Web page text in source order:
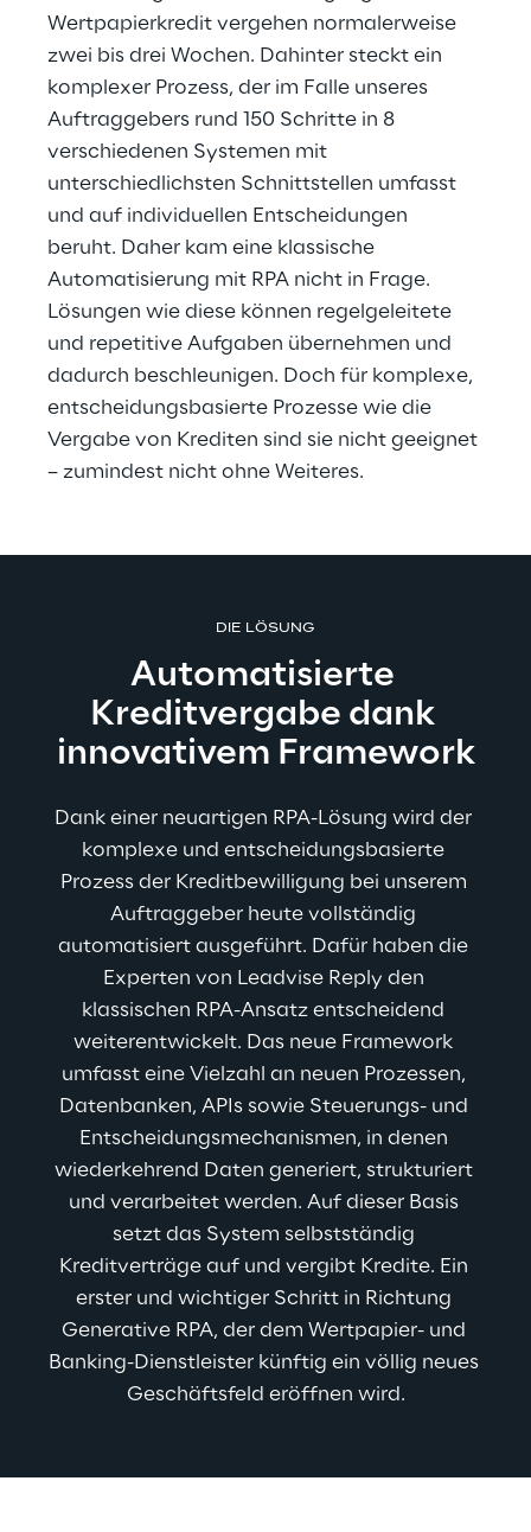
Wertpapierkredit vergehen normalerweise
zwei bis drei Wochen. Dahinter steckt ein
komplexer Prozess, der im Falle unseres
Auftraggebers rund 150 Schritte in 8
verschiedenen Systemen mit
unterschiedlichsten Schnittstellen umfasst
und auf individuellen Entscheidungen
beruht. Daher kam eine klassische
Automatisierung mit RPA nicht in Frage.
Lösungen wie diese können regelgeleitete
und repetitive Aufgaben übernehmen und
dadurch beschleunigen. Doch für komplexe,
entscheidungsbasierte Prozesse wie die
Vergabe von Krediten sind sie nicht geeignet
– zumindest nicht ohne Weiteres.
DIE LÖSUNG
Automatisierte
Kreditvergabe dank
innovativem Framework
Dank einer neuartigen RPA-Lösung wird der
komplexe und entscheidungsbasierte
Prozess der Kreditbewilligung bei unserem
Auftraggeber heute vollständig
automatisiert ausgeführt. Dafür haben die
Experten von Leadvise Reply den
klassischen RPA-Ansatz entscheidend
weiterentwickelt. Das neue Framework
umfasst eine Vielzahl an neuen Prozessen,
Datenbanken, APIs sowie Steuerungs- und
Entscheidungsmechanismen, in denen
wiederkehrend Daten generiert, strukturiert
und verarbeitet werden. Auf dieser Basis
setzt das System selbstständig
Kreditverträge auf und vergibt Kredite. Ein
erster und wichtiger Schritt in Richtung
Generative RPA, der dem Wertpapier- und
Banking-Dienstleister künftig ein völlig neues
Geschäftsfeld eröffnen wird.